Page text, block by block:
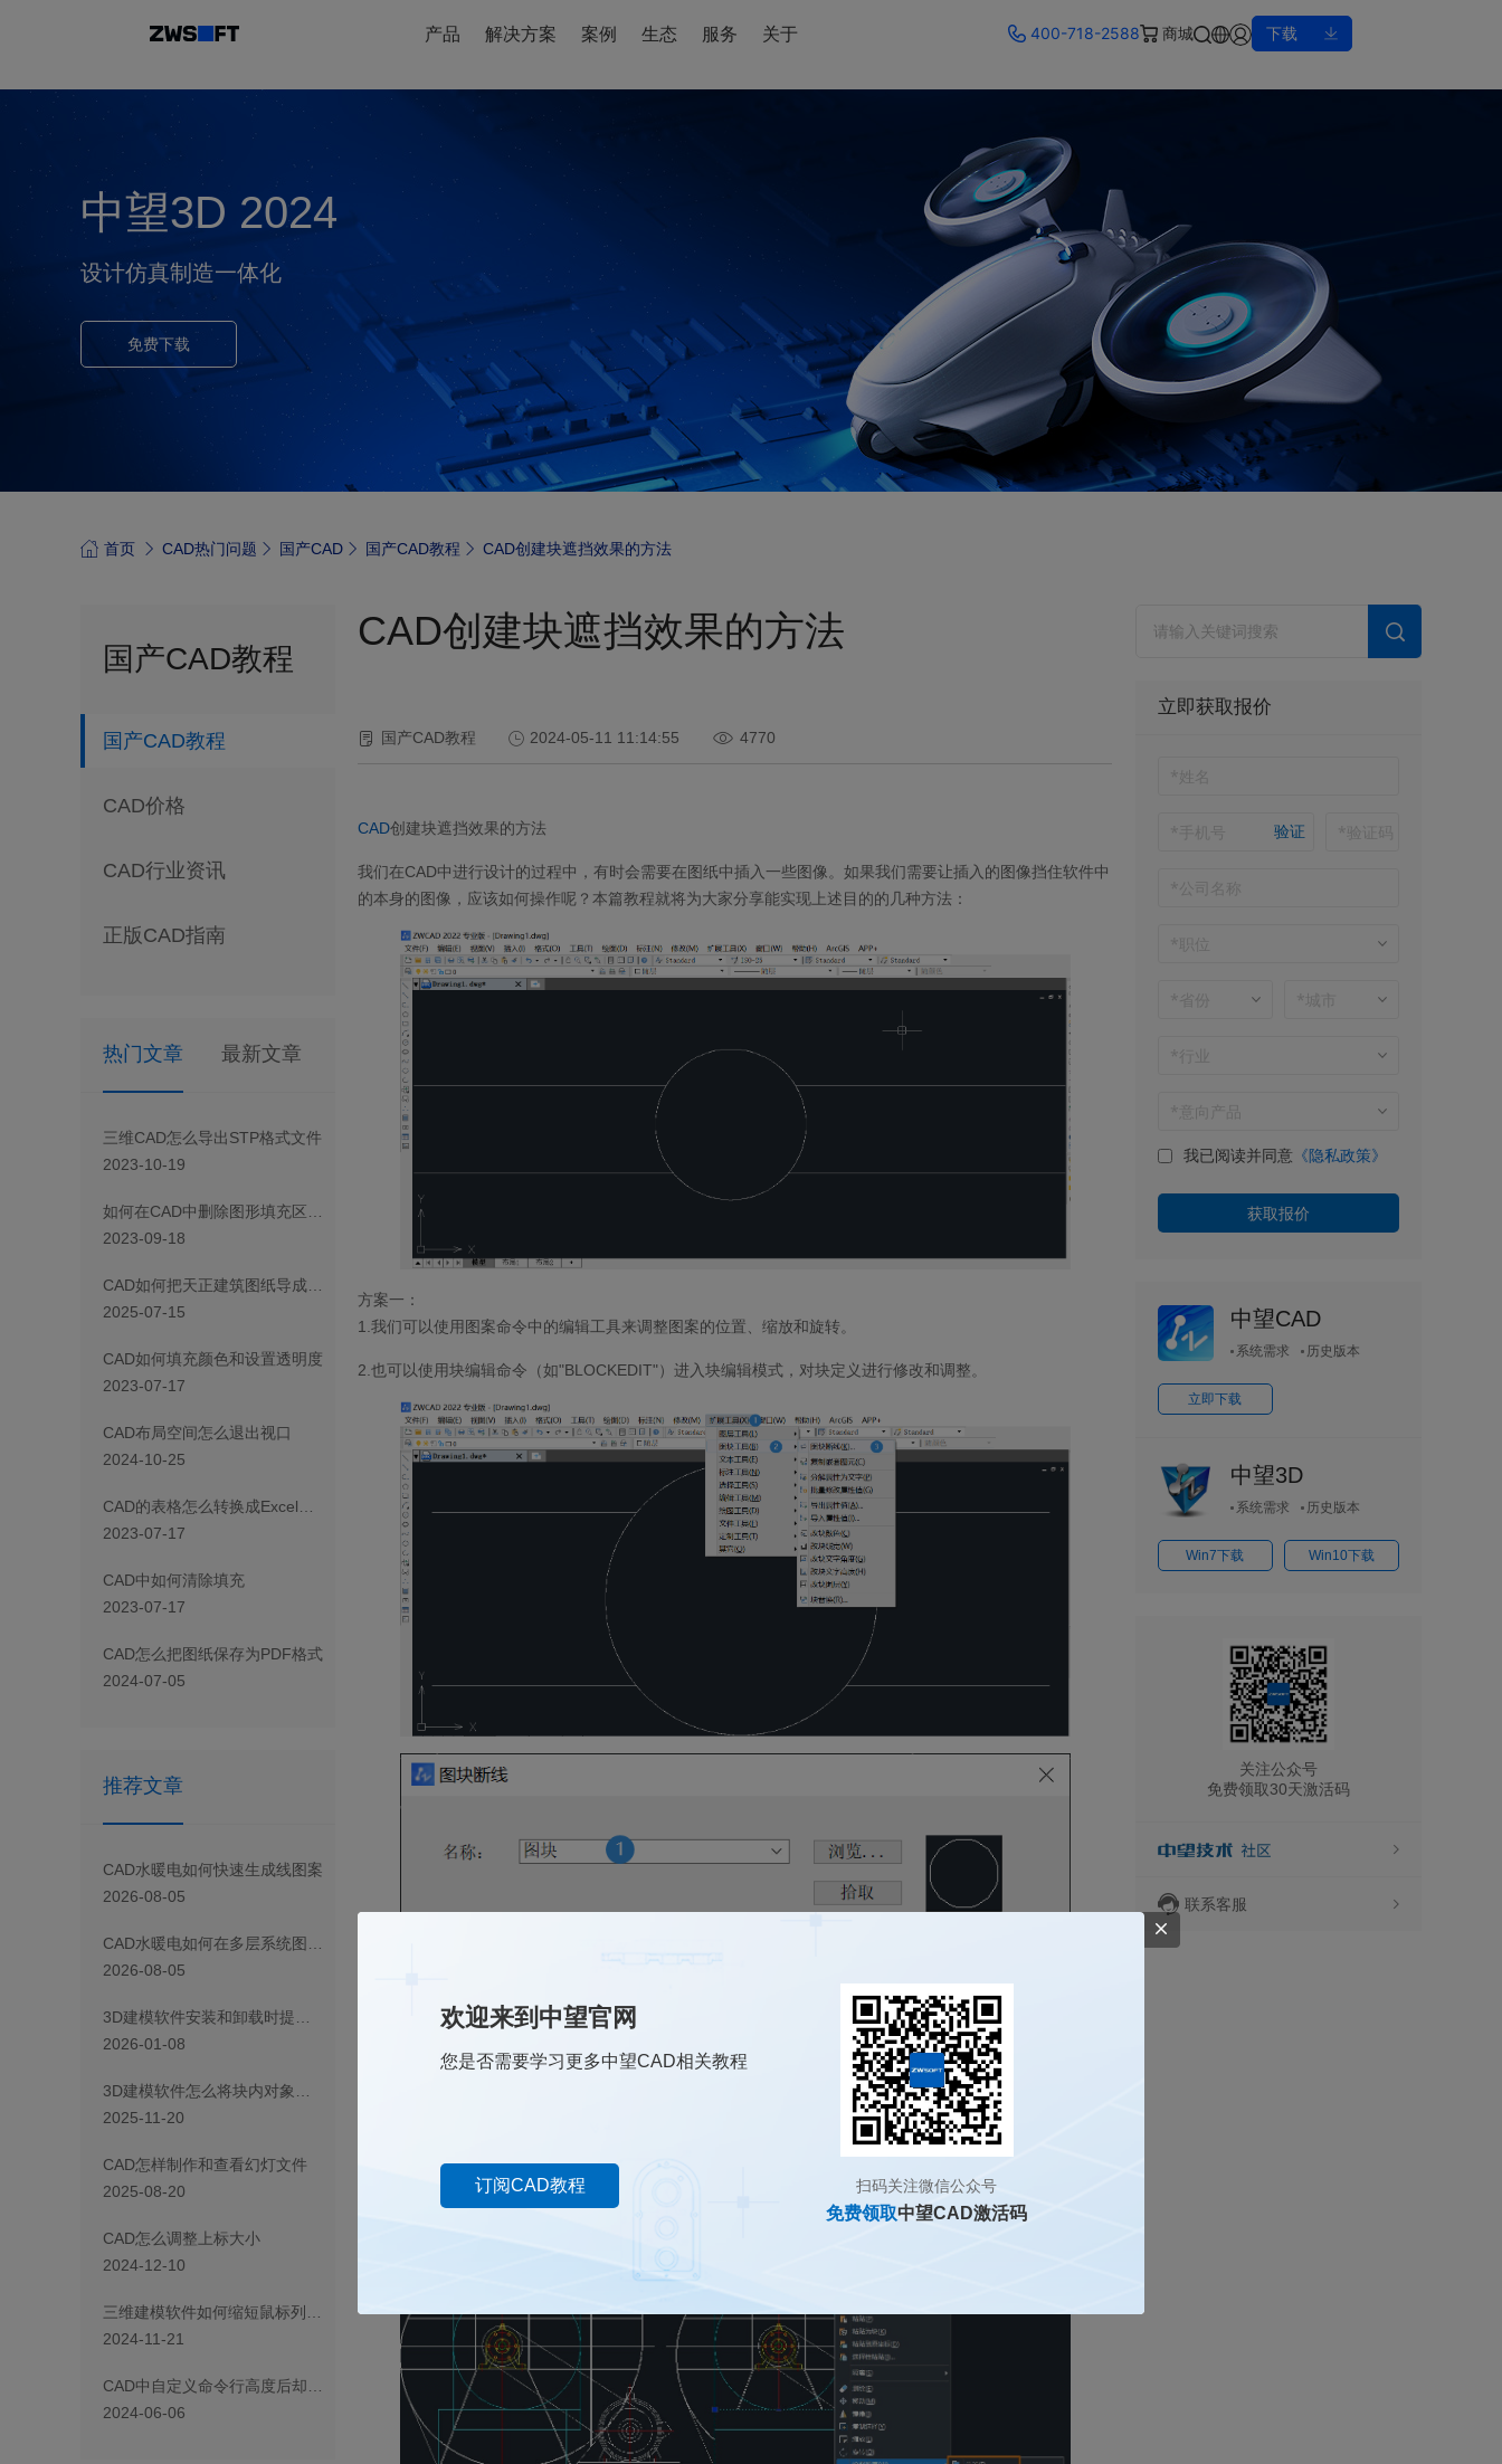
产品 解决方案 案例 生态 服务 关于 400-718-2588 商城 下载
中望3D 2024
设计仿真制造一体化
免费下载
首页 CAD热门问题 国产CAD 国产CAD教程 CAD创建块遮挡效果的方法
国产CAD教程
国产CAD教程
CAD价格
CAD行业资讯
正版CAD指南
热门文章 最新文章
三维CAD怎么导出STP格式文件
2023-10-19
如何在CAD中删除图形填充区域的一部分
2023-09-18
CAD如何把天正建筑图纸导成天正T3/T8/T9格式版本
2025-07-15
CAD如何填充颜色和设置透明度
2023-07-17
CAD布局空间怎么退出视口
2024-10-25
CAD 的表格怎么转换成Excel表格
2023-07-17
CAD 中如何清除填充
2023-07-17
CAD怎么把图纸保存为PDF格式
2024-07-05
推荐文章
CAD水暖电如何快速生成线图案
2026-08-05
CAD水暖电如何在多层系统图中快速添加楼层标高
2026-08-05
3D建模软件安装和卸载时提示引用的0x00000000，该内存不能为read”怎么办
2026-01-08
3D建模软件怎么将块内对象改为0图层且颜色随层
2025-11-20
CAD怎样制作和查看幻灯文件
2025-08-20
CAD怎么调整上标大小
2024-12-10
三维建模软件如何缩短鼠标列表拾取等待时间
2024-11-21
CAD中自定义命令行高度后却无法保持怎么办？
2024-06-06
CAD创建块遮挡效果的方法
国产CAD教程 2024-05-11 11:14:55 4770
CAD创建块遮挡效果的方法
我们在CAD中进行设计的过程中，有时会需要在图纸中插入一些图像。如果我们需要让插入的图像挡住软件中
的本身的图像，应该如何操作呢？本篇教程就将为大家分享能实现上述目的的几种方法：
方案一：
1.我们可以使用图案命令中的编辑工具来调整图案的位置、缩放和旋转。
2.也可以使用块编辑命令（如"BLOCKEDIT"）进入块编辑模式，对块定义进行修改和调整。
我们可以点击菜单栏中的“绘图”，找到其中的“区域覆盖”，或者直接输入“WIPEOUT”命令然后按下回车，接着
把要遮挡的部分画出来后再进行选择。选择好后，单击右键，在绘图顺序中自行调节图像之间的顺序。
立即获取报价
验证
我已阅读并同意 《隐私政策》
中望CAD
系统需求 历史版本
立即下载
中望3D
系统需求 历史版本
Win7下载 Win10下载
关注公众号
免费领取30天激活码
联系客服
欢迎来到中望官网
您是否需要学习更多中望CAD相关教程
订阅CAD教程 扫码关注微信公众号
免费领取中望CAD激活码